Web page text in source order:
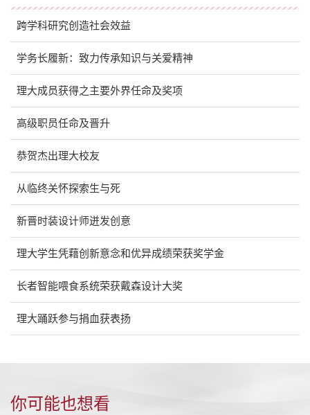
跨学科研究创造社会效益
学务长履新：致力传承知识与关爱精神
理大成员获得之主要外界任命及奖项
高级职员任命及晋升
恭贺杰出理大校友
从临终关怀探索生与死
新晋时装设计师迸发创意
理大学生凭藉创新意念和优异成绩荣获奖学金
长者智能喂食系统荣获戴森设计大奖
理大踊跃参与捐血获表扬
你可能也想看